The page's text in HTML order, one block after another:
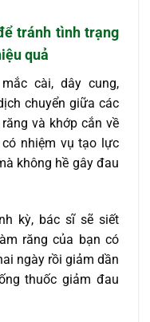
tránh tình trạng
quả
cài, dây cung,
chuyển giữa các
và khớp cắn về
nhiệm vụ tạo lực
không hề gây đau
kỳ, bác sĩ sẽ siết
răng của bạn có
ngày rồi giảm dần
thuốc giảm đau